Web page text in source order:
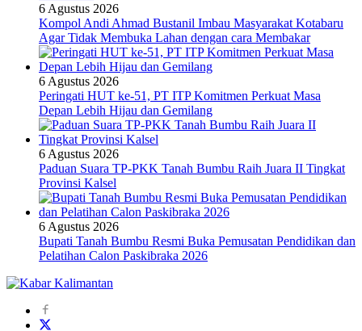
6 Agustus 2026
Kompol Andi Ahmad Bustanil Imbau Masyarakat Kotabaru
Agar Tidak Membuka Lahan dengan cara Membakar
6 Agustus 2026
Peringati HUT ke-51, PT ITP Komitmen Perkuat Masa
Depan Lebih Hijau dan Gemilang
6 Agustus 2026
Paduan Suara TP-PKK Tanah Bumbu Raih Juara II Tingkat
Provinsi Kalsel
6 Agustus 2026
Bupati Tanah Bumbu Resmi Buka Pemusatan Pendidikan dan
Pelatihan Calon Paskibraka 2026